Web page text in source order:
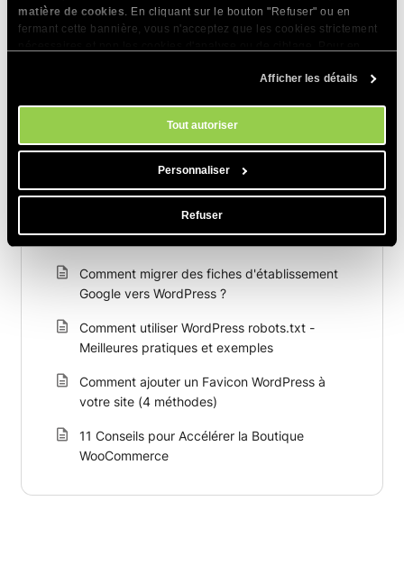
matière de cookies. En cliquant sur le bouton "Refuser" ou en
fermant cette bannière, vous n'acceptez que les cookies strictement
. Vous pouvez gérer vos préférences
Afficher les détails
Tout autoriser
Personnaliser
Refuser
Comment créer un site WordPress multilingue :
Guide TranslatePress + SiteGround
Comment rendre un site WordPress conforme
au RGPD
Comment migrer des fiches d'établissement
Google vers WordPress ?
Comment utiliser WordPress robots.txt -
Meilleures pratiques et exemples
Comment ajouter un Favicon WordPress à
votre site (4 méthodes)
11 Conseils pour Accélérer la Boutique
WooCommerce